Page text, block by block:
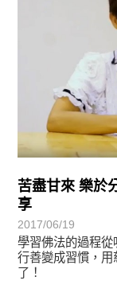
苦盡甘來 樂於
享
2017/06/19
學習佛法的過程
行善變成習慣，
了！